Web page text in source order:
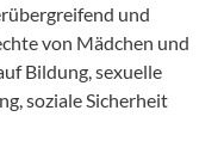
und
von Mädchen und
Bildung, sexuelle
soziale Sicherheit